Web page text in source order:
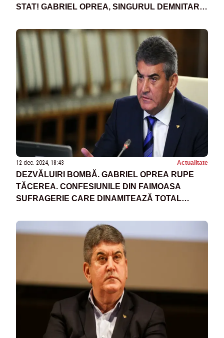
STAT! GABRIEL OPREA, SINGURUL DEMNITAR
MILITARILOR ȘI POLIȚIȘTILOR
12 dec. 2024, 18:43 Actualitate
DEZVĂLUIRI BOMBĂ. GABRIEL OPREA RUPE
TĂCEREA. CONFESIUNILE DIN FAIMOASA
SUFRAGERIE CARE DINAMITEAZĂ TOTAL